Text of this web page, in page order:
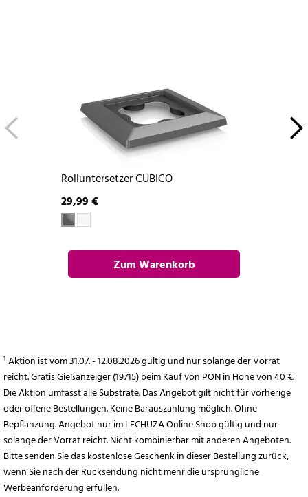
Rolluntersetzer CUBICO
29,99 €
Zum Warenkorb
¹ Aktion ist vom 31.07. - 12.08.2026 gültig und nur solange der Vorrat
reicht. Gratis Gießanzeiger (19715) beim Kauf von PON in Höhe von 40 €.
Die Aktion umfasst alle Substrate. Das Angebot gilt nicht für vorherige
oder offene Bestellungen. Keine Barauszahlung möglich. Ohne
Bepflanzung. Angebot nur im LECHUZA Online Shop gültig und nur
solange der Vorrat reicht. Nicht kombinierbar mit anderen Angeboten.
Bitte senden Sie das kostenlose Geschenk in dieser Bestellung zurück,
wenn Sie nach der Rücksendung nicht mehr die ursprüngliche
Werbeanforderung erfüllen.